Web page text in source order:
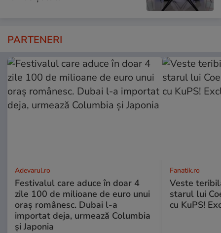
PARTENERI
Adevarul.ro
Festivalul care aduce în doar 4
zile 100 de milioane de euro unui
oraș românesc. Dubai l-a
importat deja, urmează Columbia
și Japonia
Fanatik.ro
Veste
starul lui
cu KuPS!